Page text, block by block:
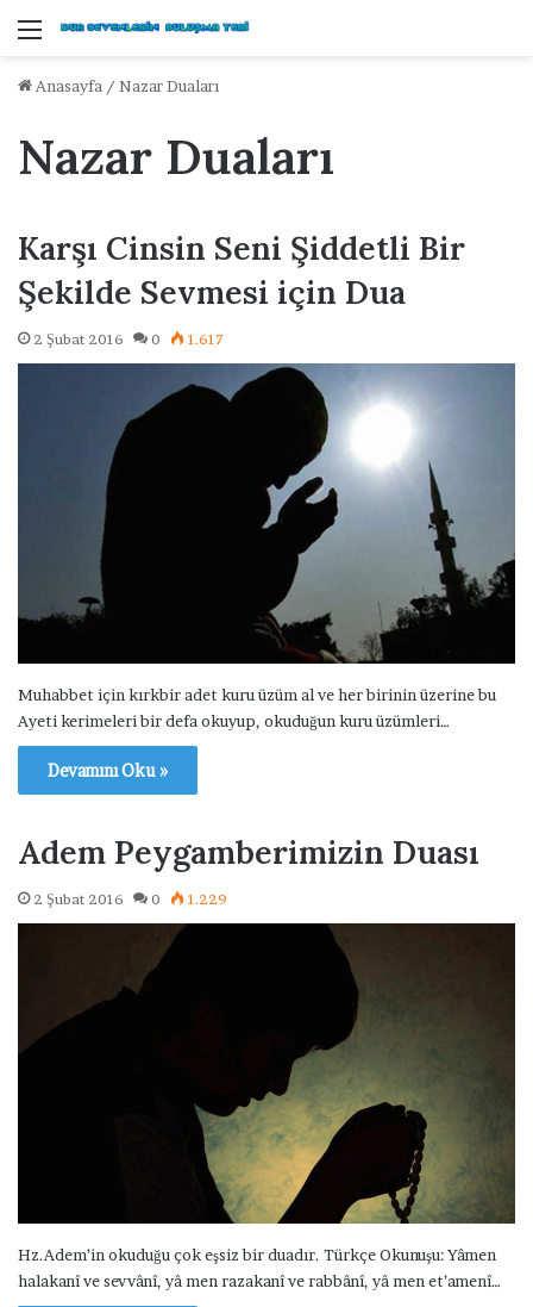
Menü
Anasayfa / Nazar Duaları
Nazar Duaları
Karşı Cinsin Seni Şiddetli Bir
Şekilde Sevmesi için Dua
2 Şubat 2016 0 1.617
Muhabbet için kırkbir adet kuru üzüm al ve her birinin üzerine bu
Ayeti kerimeleri bir defa okuyup, okuduğun kuru üzümleri…
Devamını Oku »
Adem Peygamberimizin Duası
2 Şubat 2016 0 1.229
Hz.Adem’in okuduğu çok eşsiz bir duadır. Türkçe Okunuşu: Yâmen
halakanî ve sevvânî, yâ men razakanî ve rabbânî, yâ men et’amenî…